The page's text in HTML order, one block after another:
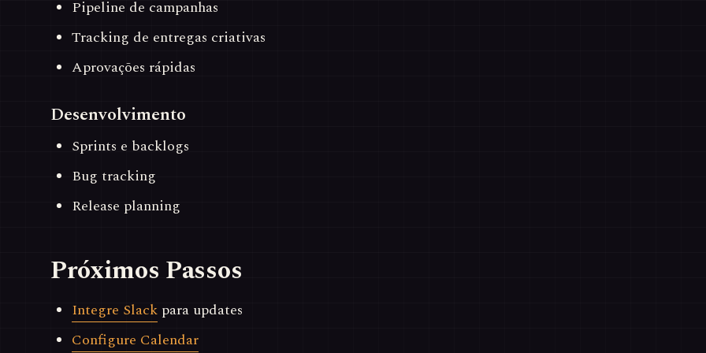
Pipeline de campanhas
Tracking de entregas criativas
Aprovações rápidas
Desenvolvimento
Sprints e backlogs
Bug tracking
Release planning
Próximos Passos
Integre Slack para updates
Configure Calendar